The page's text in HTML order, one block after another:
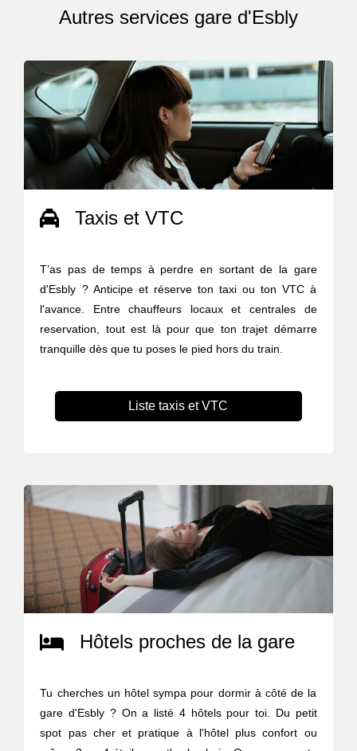
Autres services gare d'Esbly
Taxis et VTC
T’as pas de temps à perdre en sortant de la gare
d'Esbly ? Anticipe et réserve ton taxi ou ton VTC à
l'avance. Entre chauffeurs locaux et centrales de
reservation, tout est là pour que ton trajet démarre
tranquille dès que tu poses le pied hors du train.
Liste taxis et VTC
Hôtels proches de la gare
Tu cherches un hôtel sympa pour dormir à côté de la
gare d'Esbly ? On a listé 4 hôtels pour toi. Du petit
spot pas cher et pratique à l'hôtel plus confort ou